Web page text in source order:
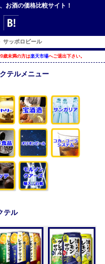
の価格比較サイト！
サッポロビール
歳未満の方は楽天市場へご退出下さい。
テルメニュー
テル